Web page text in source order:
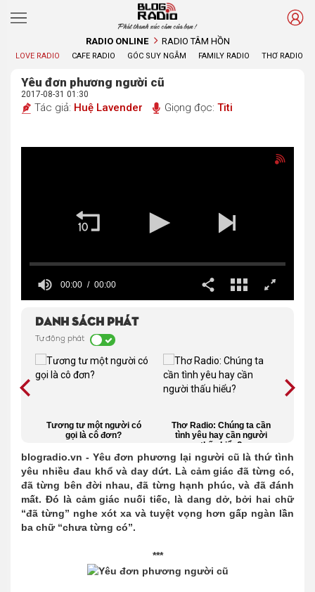
Phát thanh xúc cảm của bạn !
RADIO ONLINE RADIO TÂM HỒN
LOVE RADIO CAFE RADIO GÓC SUY NGẪM FAMILY RADIO THƠ RADIO
Yêu đơn phương người cũ
2017-08-31 01:30
Tác giả: Huệ Lavender Giọng đọc: Titi
00:00 00:00
Danh sách phát
Tự động phát
Tương tư một người có
gọi là cô đơn?
Thơ Radio: Chúng ta cần
tình yêu hay cần người
thấu hiểu?
blogradio.vn - Yêu đơn phương lại người cũ là thứ tình
yêu nhiều đau khổ và day dứt. Là cảm giác đã từng có,
đã từng bên đời nhau, đã từng hạnh phúc, và đã đánh
mất. Đó là cảm giác nuối tiếc, là dang dở, bởi hai chữ
“đã từng” nghe xót xa và tuyệt vọng hơn gấp ngàn lần
ba chữ “chưa từng có”.
***